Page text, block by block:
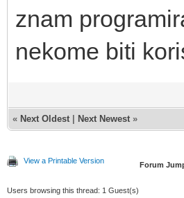
znam
nekome biti
« Next Oldest Next Newest »
View a Printable Version Forum
Users browsing this thread: 1 Guest(s)